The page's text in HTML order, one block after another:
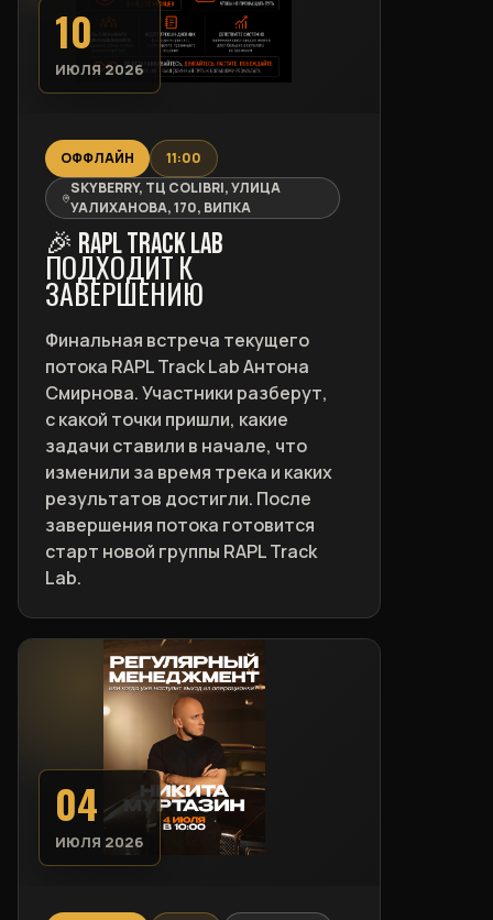
10
ИЮЛЯ 2026
ОФФЛАЙН
11:00
SKYBERRY, ТЦ COLIBRI, УЛИЦА
УАЛИХАНОВА, 170, ВИПКА
🎉 RAPL TRACK LAB
ПОДХОДИТ К
ЗАВЕРШЕНИЮ
Финальная встреча текущего
потока RAPL Track Lab Антона
Смирнова. Участники разберут,
с какой точки пришли, какие
задачи ставили в начале, что
изменили за время трека и каких
результатов достигли. После
завершения потока готовится
старт новой группы RAPL Track
Lab.
04
ИЮЛЯ 2026